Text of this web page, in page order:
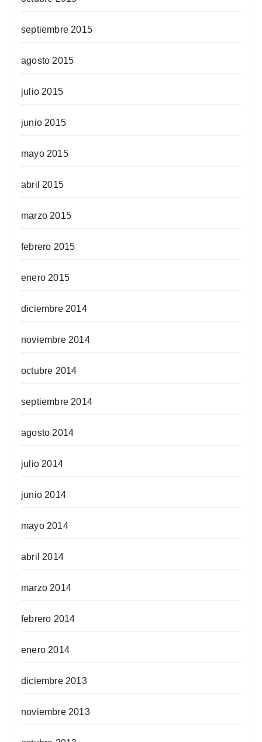
septiembre 2015
agosto 2015
julio 2015
junio 2015
mayo 2015
abril 2015
marzo 2015
febrero 2015
enero 2015
diciembre 2014
noviembre 2014
octubre 2014
septiembre 2014
agosto 2014
julio 2014
junio 2014
mayo 2014
abril 2014
marzo 2014
febrero 2014
enero 2014
diciembre 2013
noviembre 2013